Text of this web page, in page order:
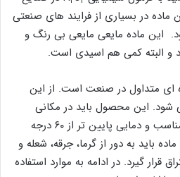
در بسیاری از فرایند های صنعتی
ماده مایعی مایعی بی ‌رنگ و
و البته کمی هم اسیدی است.
ای متداول در صنعت است. از این
شود. این محصول باید در مکانی
خشک همراه با تهویه هوای مناسب و دمایی پایین تر از ۶۰ درجه
باید به دور از گرما، جرقه، شعله و
قرار گیرد. در ادامه به موارد استفاده